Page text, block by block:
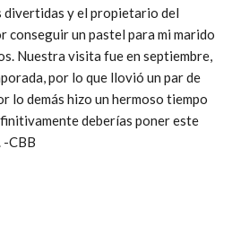
y el propietario del
conseguir un pastel para mi marido
Nuestra visita fue en septiembre,
por lo que llovió un par de
lo demás hizo un hermoso tiempo
deberías poner este
-CBB